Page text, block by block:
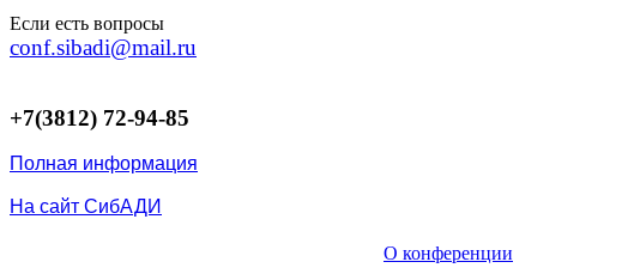
Если есть вопросы
conf.sibadi@mail.ru
+7(3812) 72-94-85
Полная информация
На сайт СибАДИ
О конференции